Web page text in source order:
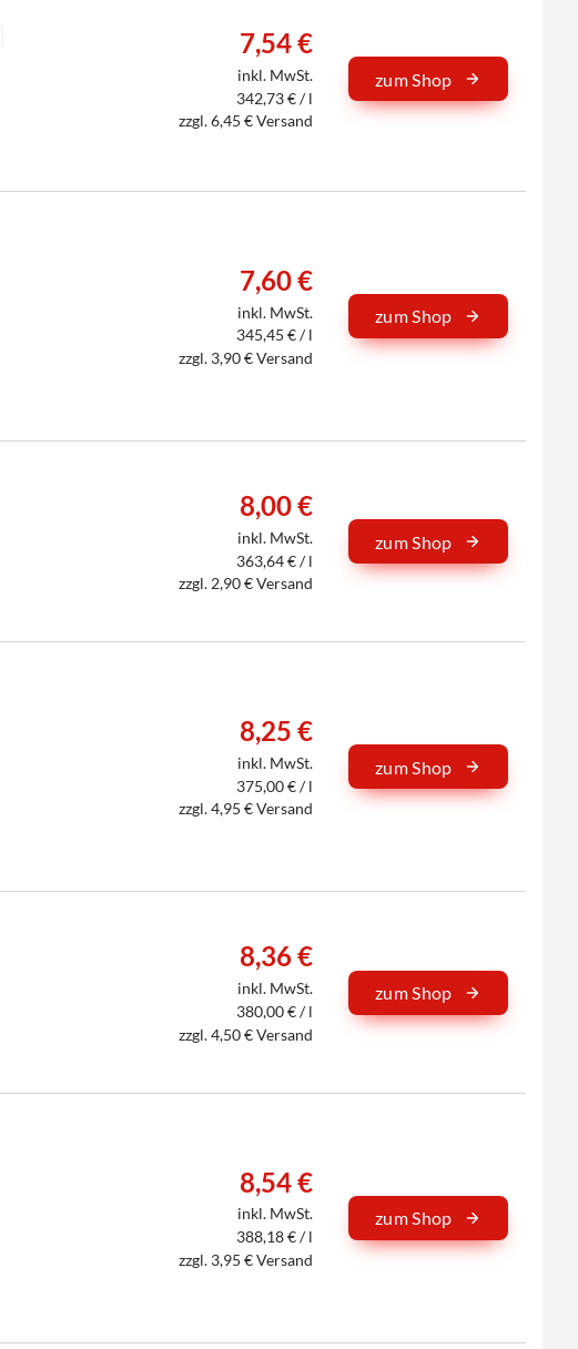
7,54 €
inkl. MwSt.
342,73 € / l
zzgl. 6,45 € Versand
zum Shop
7,60 €
inkl. MwSt.
345,45 € / l
zzgl. 3,90 € Versand
zum Shop
8,00 €
inkl. MwSt.
363,64 € / l
zzgl. 2,90 € Versand
zum Shop
8,25 €
inkl. MwSt.
375,00 € / l
zzgl. 4,95 € Versand
zum Shop
8,36 €
inkl. MwSt.
380,00 € / l
zzgl. 4,50 € Versand
zum Shop
8,54 €
inkl. MwSt.
388,18 € / l
zzgl. 3,95 € Versand
zum Shop